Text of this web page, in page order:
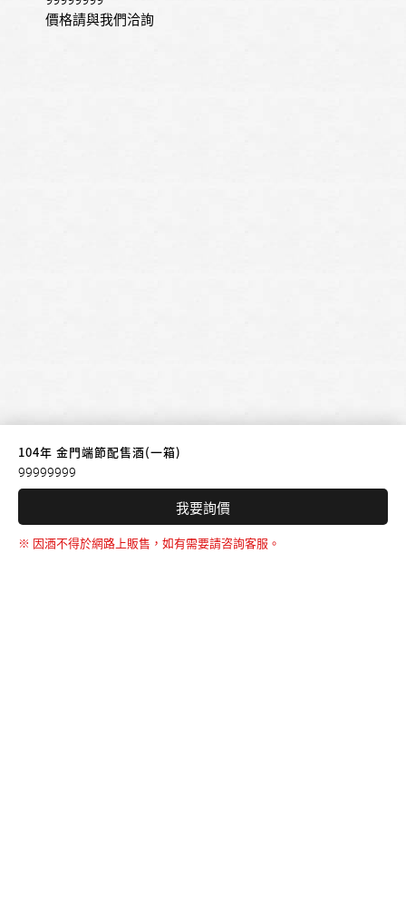
104年 金門端節配售酒(一箱)
99999999
※ 因酒不得於網路上販售，如有需要請咨詢客服。
我要詢價
價格請與我們洽詢